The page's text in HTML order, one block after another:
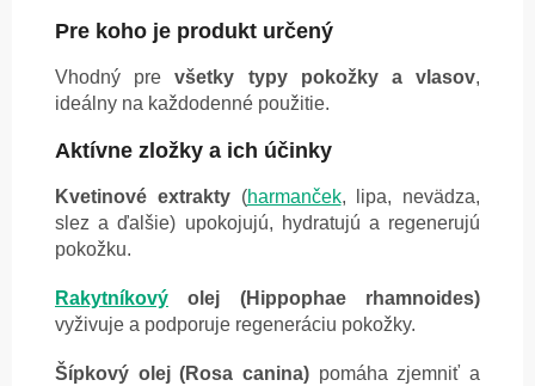
Pre koho je produkt určený
Vhodný prevšetky typy pokožky a vlasov,
ideálny na každodenné použitie.
Aktívne zložky a ich účinky
Kvetinové extrakty(harmanček, lipa, nevädza,
slez a ďalšie) upokojujú, hydratujú a regenerujú
pokožku.
Rakytníkový olej (Hippophae rhamnoides)
vyživuje a podporuje regeneráciu pokožky.
Šípkový olej (Rosa canina) pomáha zjemniť a